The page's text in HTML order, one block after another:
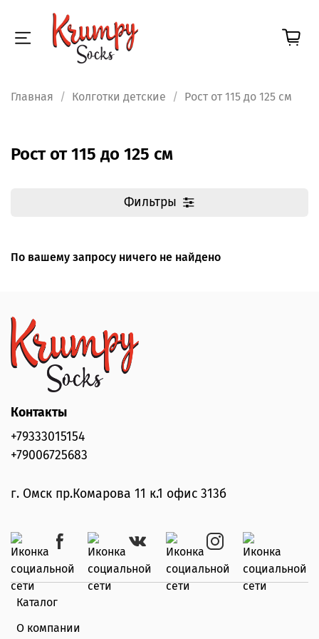
Главная Колготки детские Рост от 115 до 125 см
Рост от 115 до 125 см
Фильтры
По вашему запросу ничего не найдено
Каталог
О компании
Контакты
+79333015154
+79006725683
г. Омск пр.Комарова 11 к.1 офис 313б